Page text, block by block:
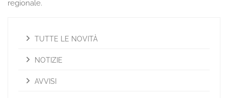
regionale.
TUTTE LE NOVITÀ
NOTIZIE
AVVISI